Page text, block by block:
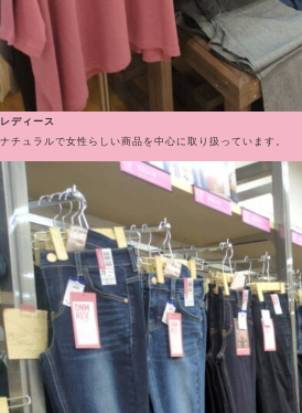
レディース
ナチュラルで女性らしい商品を中心に取り扱っています。